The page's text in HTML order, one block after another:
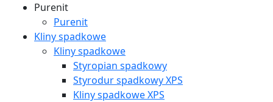
Purenit
Purenit
Kliny spadkowe
Kliny spadkowe
Styropian spadkowy
Styrodur spadkowy XPS
Kliny spadkowe XPS